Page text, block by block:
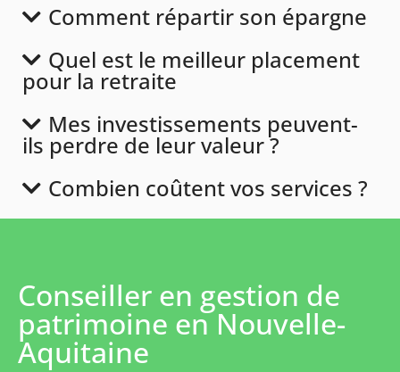
Comment répartir son épargne
Quel est le meilleur placement
pour la retraite
Mes investissements peuvent-
ils perdre de leur valeur ?
Combien coûtent vos services ?
Conseiller en gestion de
patrimoine en Nouvelle-
Aquitaine